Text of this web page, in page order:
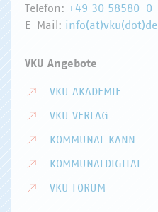
Telefon: +49 30 58580-0
E-Mail: info(at)vku(dot)de
VKU Angebote
VKU AKADEMIE
VKU VERLAG
KOMMUNAL KANN
KOMMUNALDIGITAL
VKU FORUM